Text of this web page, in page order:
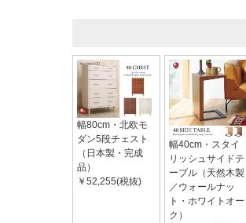
幅80cm・北欧モ
ダン5段チェスト
（日本製・完成
品）
￥52,255(税抜)
幅40cm・スタイ
リッシュサイドテ
ーブル（天然木製
／ウォールナッ
ト・ホワイトオー
ク）